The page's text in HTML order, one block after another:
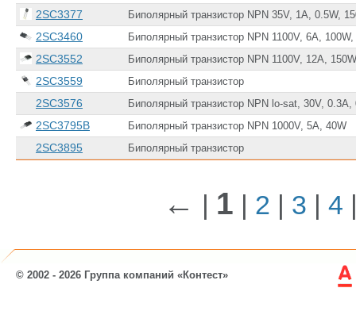
2SC3377 Биполярный транзистор NPN 35V, 1A, 0.5W,
2SC3460 Биполярный транзистор NPN 1100V, 6A,
2SC3552 Биполярный транзистор NPN 1100V, 12A,
2SC3559 Биполярный транзистор
2SC3576 Биполярный транзистор NPN lo-sat, 30V,
2SC3795B Биполярный транзистор NPN 1000V, 5A, 40W
2SC3895 Биполярный транзистор
← 1 2 3 |4
© 2002 - 2026 Группа компаний «Контест»